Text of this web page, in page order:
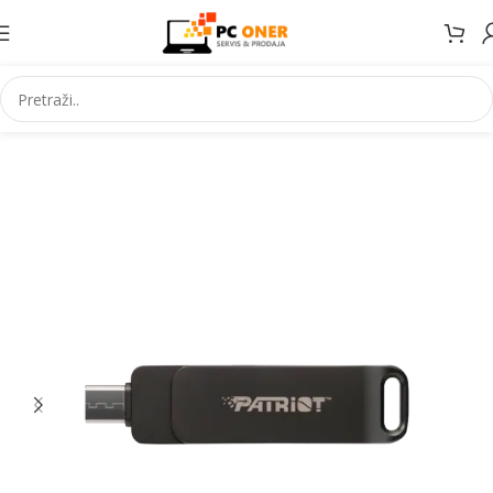
Početna Informatika USB stick. i mem. kartice USB stickovi